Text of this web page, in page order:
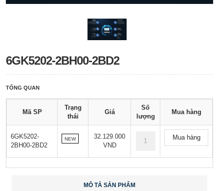
6GK5202-2BH00-2BD2
TỔNG QUAN
Mã SP
Trạng
thái
Giá
Số
lượng
Mua hàng
6GK5202-
2BH00-2BD2
NEW
32.129.000
VND
Mua hàng
MÔ TẢ SẢN PHẨM